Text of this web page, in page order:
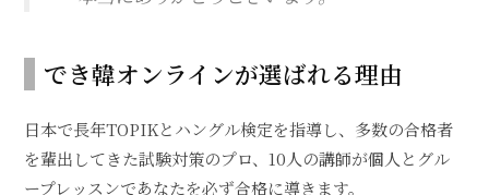
でき韓オンラインが選ばれる理由
日本で長年TOPIKとハングル検定を指導し、多数の合格者
を輩出してきた試験対策のプロ、10人の講師が個人とグル
ープレッスンであなたを必ず合格に導きます。